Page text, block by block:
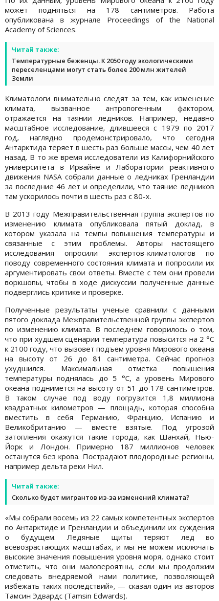
может подняться на 178 сантиметров. Работа
опубликована в журнале Proceedings of the National
Academy of Sciences.
Читай также:
Температурные беженцы. К 2050 году экологическими
переселенцами могут стать более 200 млн жителей
Земли
Климатологи внимательно следят за тем, как изменение
климата, вызванное антропогенным фактором,
отражается на таянии ледников. Например, недавно
масштабное исследование, длившееся с 1979 по 2017
год, наглядно продемонстрировало, что сегодня
Антарктида теряет в шесть раз больше массы, чем 40 лет
назад. В то же время исследователи из Калифорнийского
университета в Ирвайне и Лаборатории реактивного
движения NASA собрали данные о ледниках Гренландии
за последние 46 лет и определили, что таяние ледников
там ускорилось почти в шесть раз с 80-х.
В 2013 году Межправительственная группа экспертов по
изменению климата опубликовала пятый доклад, в
котором указала на темпы повышения температуры и
связанные с этим проблемы. Авторы настоящего
исследования опросили экспертов-климатологов по
поводу современного состояния климата и попросили их
аргументировать свои ответы. Вместе с тем они провели
воркшопы, чтобы в ходе дискуссии полученные данные
подверглись критике и проверке.
Полученные результаты ученые сравнили с данными
пятого доклада Межправительственной группы экспертов
по изменению климата. В последнем говорилось о том,
что при худшем сценарии температура повысится на 2 °C
к 2100 году, что вызовет подъем уровня Мирового океана
на высоту от 26 до 81 сантиметра. Сейчас прогноз
ухудшился. Максимальная отметка повышения
температуры поднялась до 5 °C, а уровень Мирового
океана поднимется на высоту от 51 до 178 сантиметров.
В таком случае под воду погрузится 1,8 миллиона
квадратных километров — площадь, которая способна
вместить в себя Германию, Францию, Испанию и
Великобританию — вместе взятые. Под угрозой
затопления окажутся такие города, как Шанхай, Нью-
Йорк и Лондон. Примерно 187 миллионов человек
останутся без крова. Пострадают плодородные регионы,
например дельта реки Нил.
Читай также:
Сколько будет мигрантов из-за изменений климата?
«Мы собрали восемь из 22 самых компетентных экспертов
по Антарктиде и Гренландии и объединили их суждения
о будущем. Ледяные щиты теряют лед во
всевозрастающих масштабах, и мы не можем исключать
высокие значения повышения уровня моря, однако стоит
отметить, что они маловероятны, если мы продолжим
следовать внедряемой нами политике, позволяющей
избежать таких последствий», — сказал один из авторов
Тамсин Эдвардс (Tamsin Edwards).